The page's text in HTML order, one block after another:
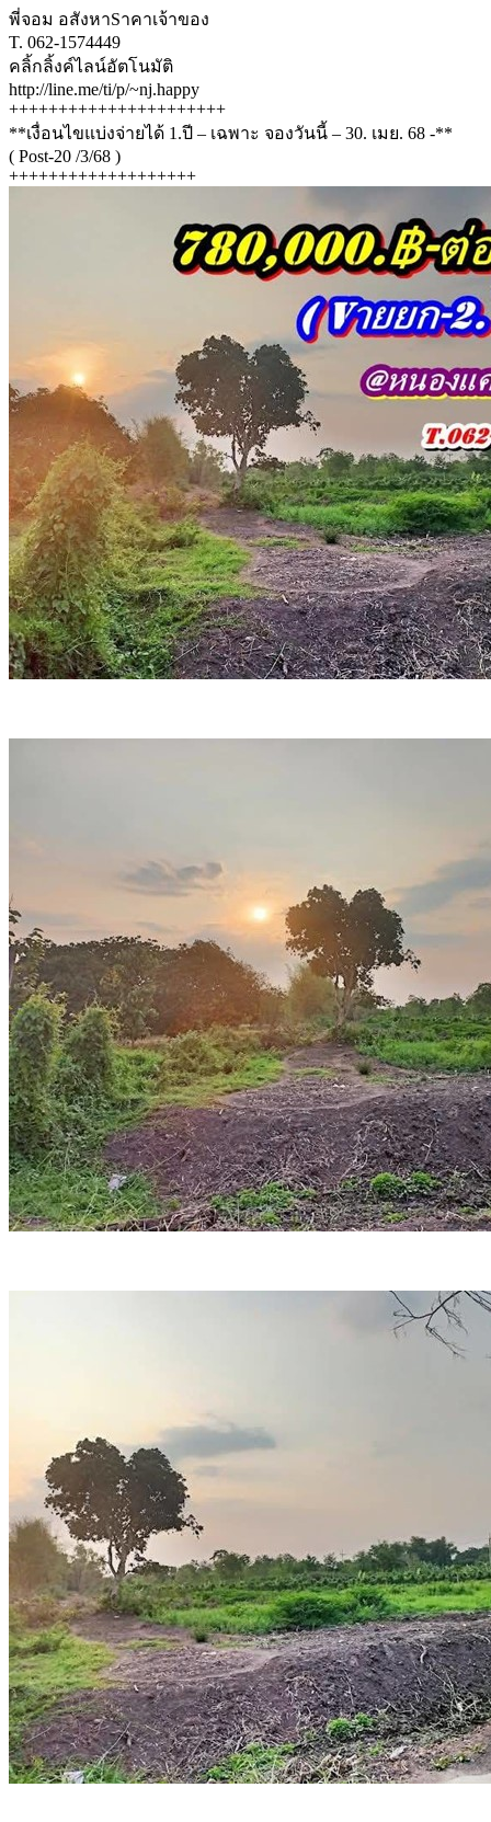
พี่จอม อสังหาSาคาเจ้าของ
T. 062-1574449
คลิ้กลิ้งค์ไลน์อัตโนมัติ
http://line.me/ti/p/~nj.happy
++++++++++++++++++++++
**เงื่อนไขแบ่งจ่ายได้ 1.ปี – เฉพาะ จองวันนี้ – 30. เมย. 68 -**
( Post-20 /3/68 )
+++++++++++++++++++